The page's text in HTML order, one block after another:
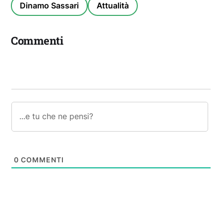
Dinamo Sassari Attualità
Commenti
0 COMMENTI